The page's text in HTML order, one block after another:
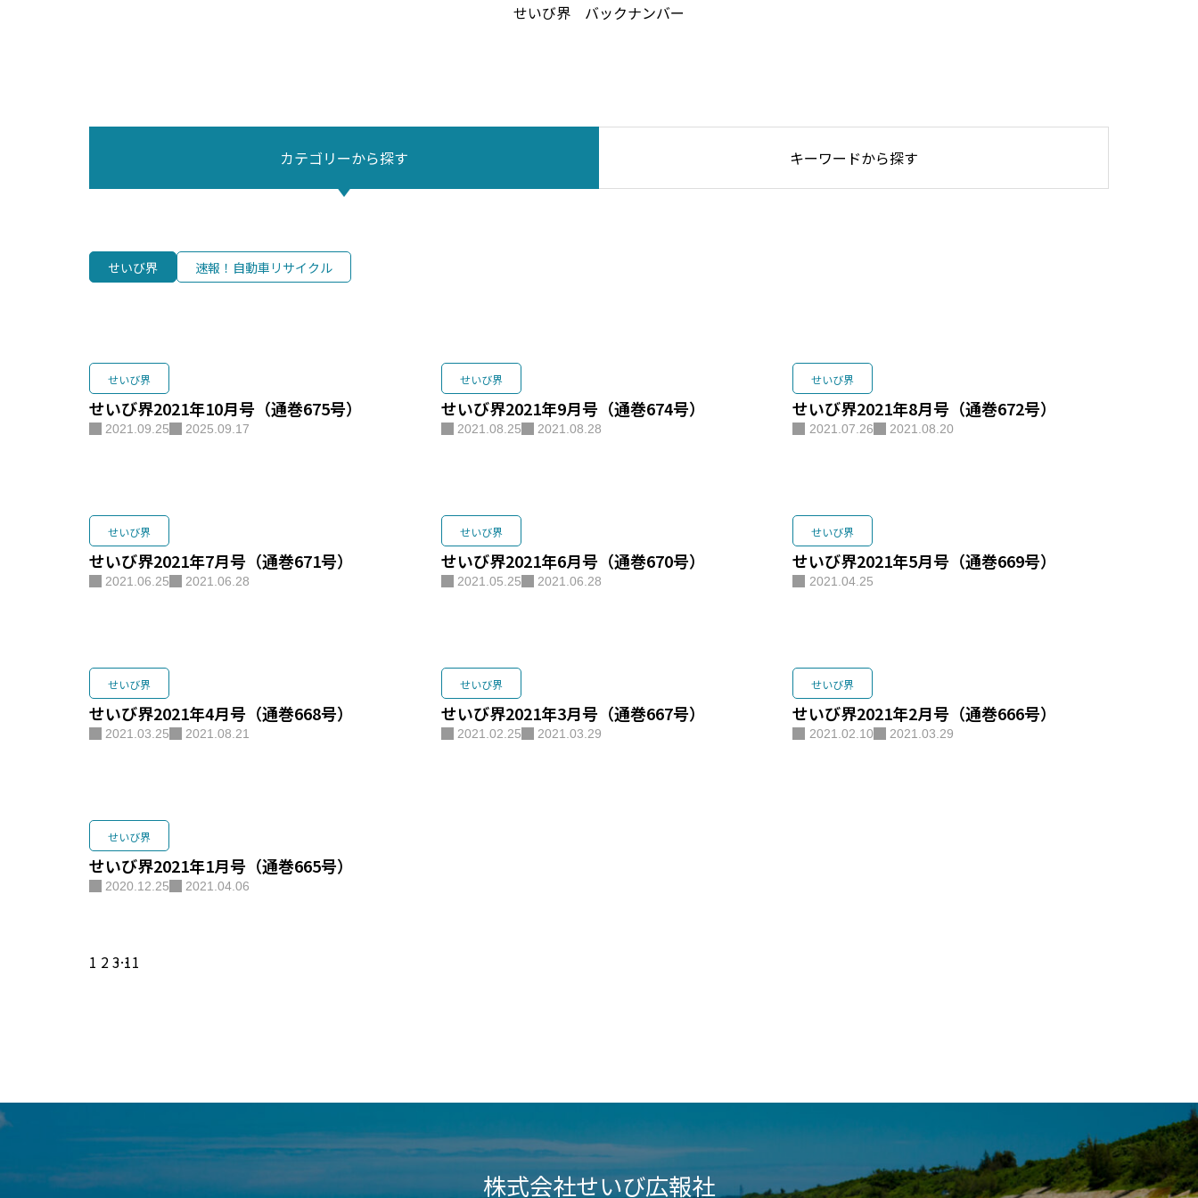
お問い合わせ
せいび界 バックナンバー
カテゴリーから探す キーワードから探す
せいび界 速報！自動車リサイクル
せいび界
せいび界2021年10月号（通巻675号）
2021.09.25 2025.09.17
せいび界
せいび界2021年9月号（通巻674号）
2021.08.25 2021.08.28
せいび界
せいび界2021年8月号（通巻672号）
2021.07.26 2021.08.20
せいび界
せいび界2021年7月号（通巻671号）
2021.06.25 2021.06.28
せいび界
せいび界2021年6月号（通巻670号）
2021.05.25 2021.06.28
せいび界
せいび界2021年5月号（通巻669号）
2021.04.25
せいび界
せいび界2021年4月号（通巻668号）
2021.03.25 2021.08.21
せいび界
せいび界2021年3月号（通巻667号）
2021.02.25 2021.03.29
せいび界
せいび界2021年2月号（通巻666号）
2021.02.10 2021.03.29
せいび界
せいび界2021年1月号（通巻665号）
2020.12.25 2021.04.06
1 23…11
株式会社せいび広報社